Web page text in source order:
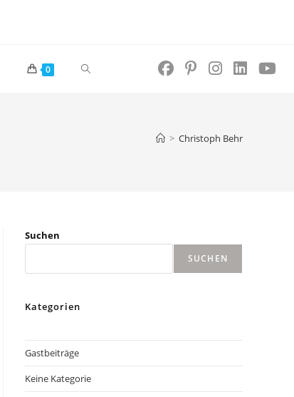
0 Website-
> Christoph Behr
Suchen
SUCHEN
Kategorien
Gastbeiträge
Keine Kategorie